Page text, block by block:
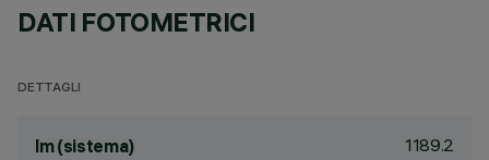
DATI FOTOMETRICI
DETTAGLI
lm (sistema) 1189.2